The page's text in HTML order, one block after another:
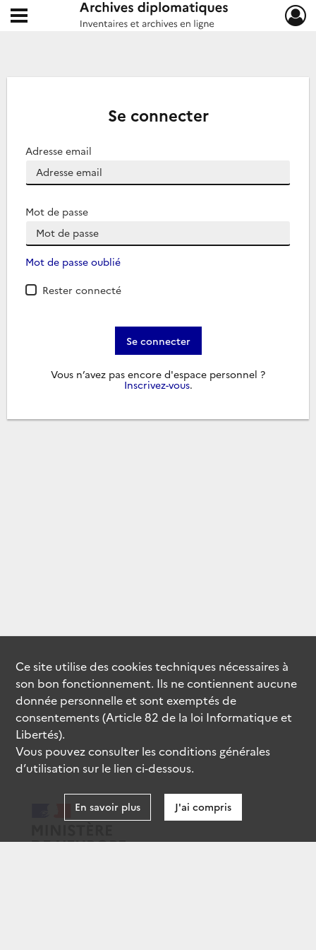
Archives diplomatiques
Ouvrir le menu déroulant
Se connecter
Adresse email
Mot de passe
Mot de passe oublié
Rester connecté
Se connecter
Vous n’avez pas encore d'espace personnel ?
Inscrivez-vous.
Ce site utilise descookiestechniques nécessaires à
son bon fonctionnement. Ils ne contiennent aucune
donnée personnelle et sont exemptés de
consentements (Article 82 de la loi Informatique et
Libertés).
Vous pouvez consulter les conditions générales
d’utilisation sur le lien ci-dessous.
En savoir plus J'ai compris